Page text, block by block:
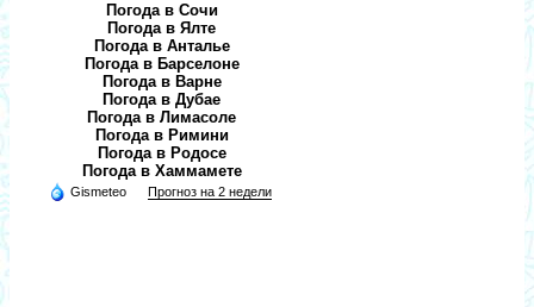
Погода в Сочи
Погода в Ялте
Погода в Анталье
Погода в Барселоне
Погода в Варне
Погода в Дубае
Погода в Лимасоле
Погода в Римини
Погода в Родосе
Погода в Хаммамете
Gismeteo Прогноз на 2 недели